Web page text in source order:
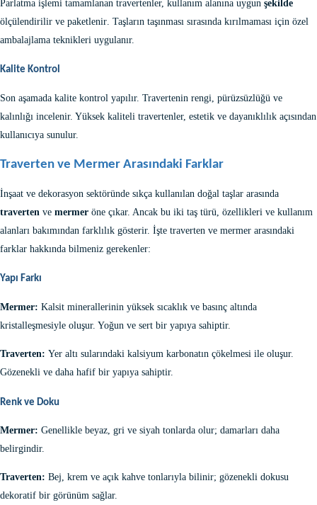
Parlatma işlemi tamamlanan travertenler, kullanım alanına uygun şekilde
ölçülendirilir ve paketlenir . Taşların taşınması sırasında kırılmaması için özel
ambalajlama teknikleri uygulanır.
Kalite Kontrol
Son aşamada kalite kontrol yapılır. Travertenin rengi, pürüzsüzlüğü ve
kalınlığı incelenir. Yüksek kaliteli travertenler, estetik ve dayanıklılık açısından
kullanıcıya sunulur.
Traverten ve Mermer Arasındaki Farklar
İnşaat ve dekorasyon sektöründe sıkça kullanılan doğal taşlar arasında
traverten ve mermer öne çıkar. Ancak bu iki taş türü, özellikleri ve kullanım
alanları bakımından farklılık gösterir. İşte traverten ve mermer arasındaki
farklar hakkında bilmeniz gerekenler:
Yapı Farkı
Mermer: Kalsit minerallerinin yüksek sıcaklık ve basınç altında
kristalleşmesiyle oluşur. Yoğun ve sert bir yapıya sahiptir.
Traverten: Yer altı sularındaki kalsiyum karbonatın çökelmesi ile oluşur.
Gözenekli ve daha hafif bir yapıya sahiptir.
Renk ve Doku
Mermer: Genellikle beyaz, gri ve siyah tonlarda olur; damarları daha
belirgindir.
Traverten: Bej, krem ve açık kahve tonlarıyla bilinir; gözenekli dokusu
dekoratif bir görünüm sağlar.